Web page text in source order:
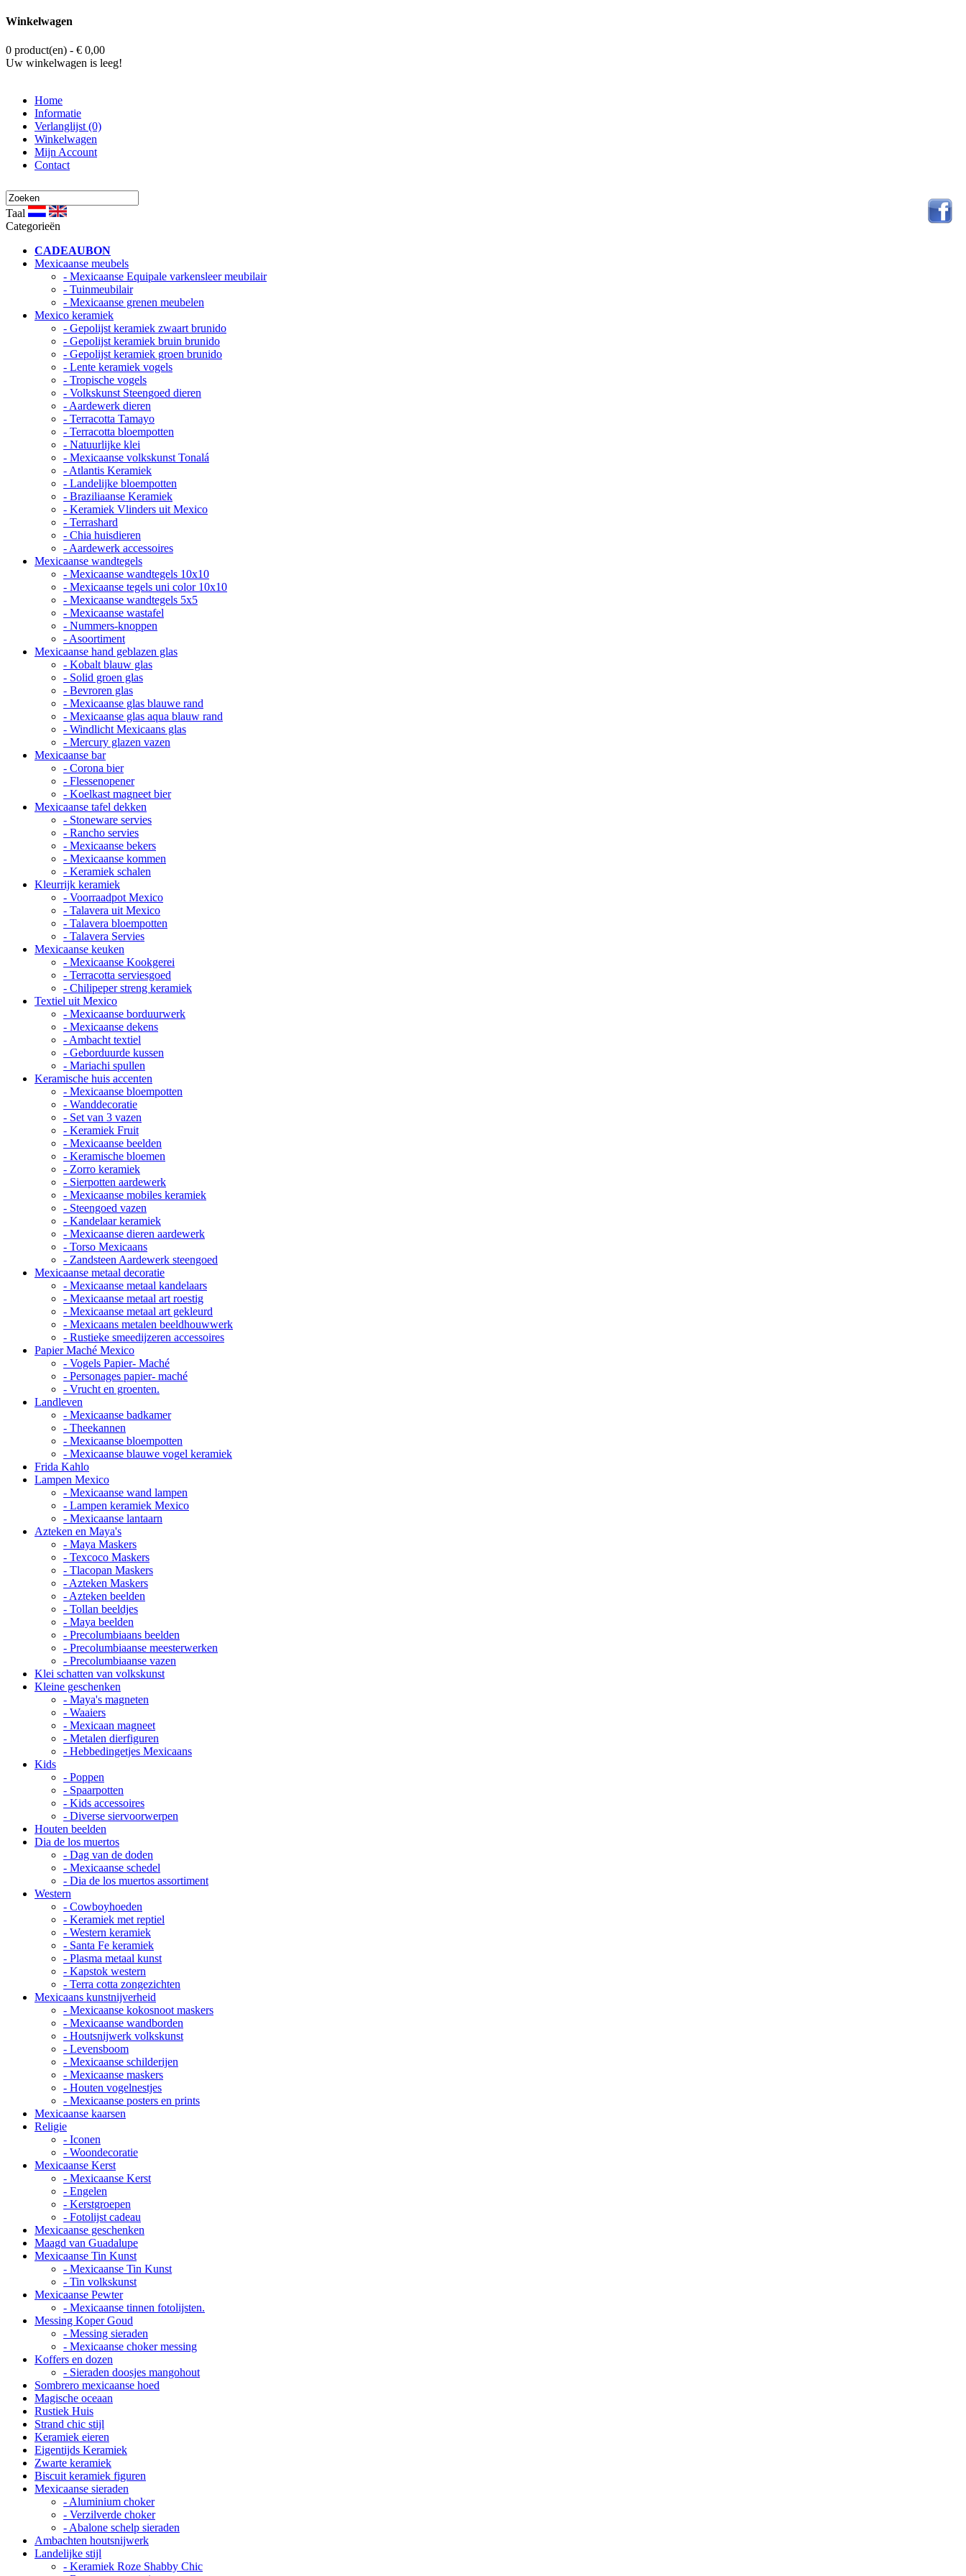
Winkelwagen
0 product(en) - € 0,00
Uw winkelwagen is leeg!
Home
Informatie
Verlanglijst (0)
Winkelwagen
Mijn Account
Contact
Taal
Categorieën
CADEAUBON
Mexicaanse meubels
- Mexicaanse Equipale varkensleer meubilair
- Tuinmeubilair
- Mexicaanse grenen meubelen
Mexico keramiek
- Gepolijst keramiek zwaart brunido
- Gepolijst keramiek bruin brunido
- Gepolijst keramiek groen brunido
- Lente keramiek vogels
- Tropische vogels
- Volkskunst Steengoed dieren
- Aardewerk dieren
- Terracotta Tamayo
- Terracotta bloempotten
- Natuurlijke klei
- Mexicaanse volkskunst Tonalá
- Atlantis Keramiek
- Landelijke bloempotten
- Braziliaanse Keramiek
- Keramiek Vlinders uit Mexico
- Terrashard
- Chia huisdieren
- Aardewerk accessoires
Mexicaanse wandtegels
- Mexicaanse wandtegels 10x10
- Mexicaanse tegels uni color 10x10
- Mexicaanse wandtegels 5x5
- Mexicaanse wastafel
- Nummers-knoppen
- Asoortiment
Mexicaanse hand geblazen glas
- Kobalt blauw glas
- Solid groen glas
- Bevroren glas
- Mexicaanse glas blauwe rand
- Mexicaanse glas aqua blauw rand
- Windlicht Mexicaans glas
- Mercury glazen vazen
Mexicaanse bar
- Corona bier
- Flessenopener
- Koelkast magneet bier
Mexicaanse tafel dekken
- Stoneware servies
- Rancho servies
- Mexicaanse bekers
- Mexicaanse kommen
- Keramiek schalen
Kleurrijk keramiek
- Voorraadpot Mexico
- Talavera uit Mexico
- Talavera bloempotten
- Talavera Servies
Mexicaanse keuken
- Mexicaanse Kookgerei
- Terracotta serviesgoed
- Chilipeper streng keramiek
Textiel uit Mexico
- Mexicaanse borduurwerk
- Mexicaanse dekens
- Ambacht textiel
- Geborduurde kussen
- Mariachi spullen
Keramische huis accenten
- Mexicaanse bloempotten
- Wanddecoratie
- Set van 3 vazen
- Keramiek Fruit
- Mexicaanse beelden
- Keramische bloemen
- Zorro keramiek
- Sierpotten aardewerk
- Mexicaanse mobiles keramiek
- Steengoed vazen
- Kandelaar keramiek
- Mexicaanse dieren aardewerk
- Torso Mexicaans
- Zandsteen Aardewerk steengoed
Mexicaanse metaal decoratie
- Mexicaanse metaal kandelaars
- Mexicaanse metaal art roestig
- Mexicaanse metaal art gekleurd
- Mexicaans metalen beeldhouwwerk
- Rustieke smeedijzeren accessoires
Papier Maché Mexico
- Vogels Papier- Maché
- Personages papier- maché
- Vrucht en groenten.
Landleven
- Mexicaanse badkamer
- Theekannen
- Mexicaanse bloempotten
- Mexicaanse blauwe vogel keramiek
Frida Kahlo
Lampen Mexico
- Mexicaanse wand lampen
- Lampen keramiek Mexico
- Mexicaanse lantaarn
Azteken en Maya's
- Maya Maskers
- Texcoco Maskers
- Tlacopan Maskers
- Azteken Maskers
- Azteken beelden
- Tollan beeldjes
- Maya beelden
- Precolumbiaans beelden
- Precolumbiaanse meesterwerken
- Precolumbiaanse vazen
Klei schatten van volkskunst
Kleine geschenken
- Maya's magneten
- Waaiers
- Mexicaan magneet
- Metalen dierfiguren
- Hebbedingetjes Mexicaans
Kids
- Poppen
- Spaarpotten
- Kids accessoires
- Diverse siervoorwerpen
Houten beelden
Dia de los muertos
- Dag van de doden
- Mexicaanse schedel
- Dia de los muertos assortiment
Western
- Cowboyhoeden
- Keramiek met reptiel
- Western keramiek
- Santa Fe keramiek
- Plasma metaal kunst
- Kapstok western
- Terra cotta zongezichten
Mexicaans kunstnijverheid
- Mexicaanse kokosnoot maskers
- Mexicaanse wandborden
- Houtsnijwerk volkskunst
- Levensboom
- Mexicaanse schilderijen
- Mexicaanse maskers
- Houten vogelnestjes
- Mexicaanse posters en prints
Mexicaanse kaarsen
Religie
- Iconen
- Woondecoratie
Mexicaanse Kerst
- Mexicaanse Kerst
- Engelen
- Kerstgroepen
- Fotolijst cadeau
Mexicaanse geschenken
Maagd van Guadalupe
Mexicaanse Tin Kunst
- Mexicaanse Tin Kunst
- Tin volkskunst
Mexicaanse Pewter
- Mexicaanse tinnen fotolijsten.
Messing Koper Goud
- Messing sieraden
- Mexicaanse choker messing
Koffers en dozen
- Sieraden doosjes mangohout
Sombrero mexicaanse hoed
Magische oceaan
Rustiek Huis
Strand chic stijl
Keramiek eieren
Eigentijds Keramiek
Zwarte keramiek
Biscuit keramiek figuren
Mexicaanse sieraden
- Aluminium choker
- Verzilverde choker
- Abalone schelp sieraden
Ambachten houtsnijwerk
Landelijke stijl
- Keramiek Roze Shabby Chic